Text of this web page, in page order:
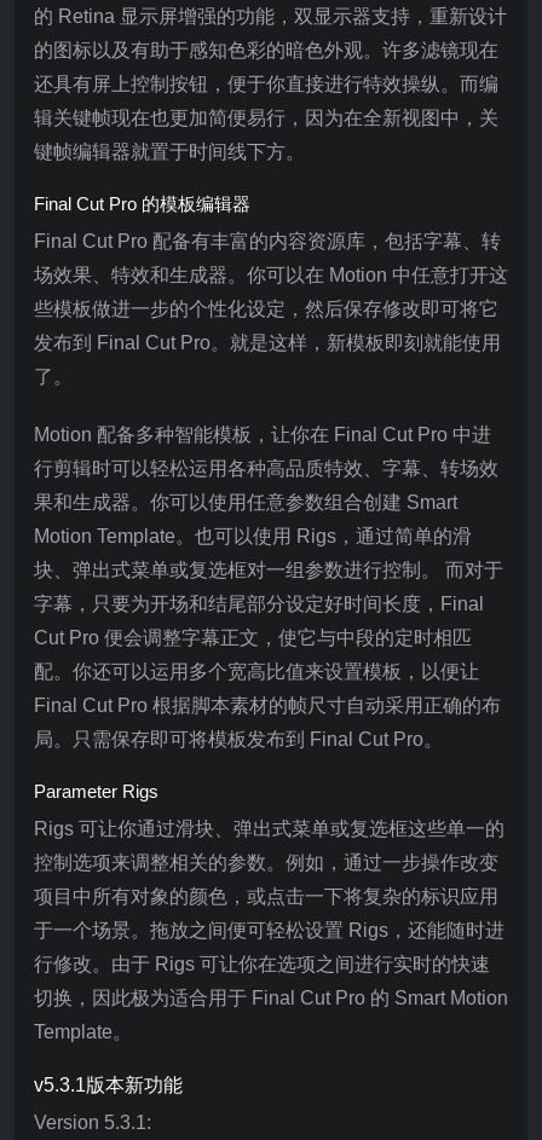
的 Retina 显示屏增强的功能，双显示器支持，重新设计
的图标以及有助于感知色彩的暗色外观。许多滤镜现在
还具有屏上控制按钮，便于你直接进行特效操纵。而编
辑关键帧现在也更加简便易行，因为在全新视图中，关
键帧编辑器就置于时间线下方。
Final Cut Pro 的模板编辑器
Final Cut Pro 配备有丰富的内容资源库，包括字幕、转
场效果、特效和生成器。你可以在 Motion 中任意打开这
些模板做进一步的个性化设定，然后保存修改即可将它
发布到 Final Cut Pro。就是这样，新模板即刻就能使用
了。
Motion 配备多种智能模板，让你在 Final Cut Pro 中进
行剪辑时可以轻松运用各种高品质特效、字幕、转场效
果和生成器。你可以使用任意参数组合创建 Smart
Motion Template。也可以使用 Rigs，通过简单的滑
块、弹出式菜单或复选框对一组参数进行控制。 而对于
字幕，只要为开场和结尾部分设定好时间长度，Final
Cut Pro 便会调整字幕正文，使它与中段的定时相匹
配。你还可以运用多个宽高比值来设置模板，以便让
Final Cut Pro 根据脚本素材的帧尺寸自动采用正确的布
局。只需保存即可将模板发布到 Final Cut Pro。
Parameter Rigs
Rigs 可让你通过滑块、弹出式菜单或复选框这些单一的
控制选项来调整相关的参数。例如，通过一步操作改变
项目中所有对象的颜色，或点击一下将复杂的标识应用
于一个场景。拖放之间便可轻松设置 Rigs，还能随时进
行修改。由于 Rigs 可让你在选项之间进行实时的快速
切换，因此极为适合用于 Final Cut Pro 的 Smart Motion
Template。
v5.3.1版本新功能
Version 5.3.1: